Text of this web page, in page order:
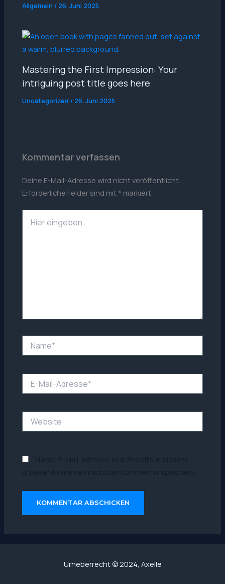
Allgemein / 26. Juni 2025
Mastering the First Impression: Your
intriguing post title goes here
Uncategorized / 26. Juni 2025
Kommentar verfassen
Deine E-Mail-Adresse wird nicht veröffentlicht.
Erforderliche Felder sind mit * markiert
eingeben…
Mail-
Urheberrecht © 2024, Axelle